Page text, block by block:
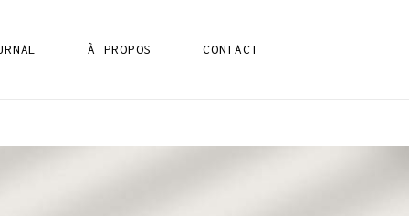
À PROPOS CONTACT